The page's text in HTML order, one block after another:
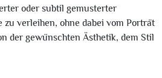
oder subtil gemusterter
verleihen, ohne dabei vom Porträt
der gewünschten Ästhetik, dem Stil